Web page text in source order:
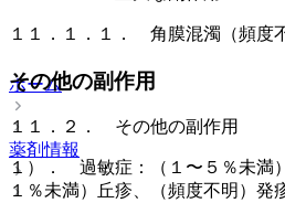
１１．１．１． 角膜混濁（頻度
その他の副作用
１１．２． その他の副作用
１）． 過敏症：（１〜５％未満
１％未満）丘疹、（頻度不明）発
ホーム
薬剤情報